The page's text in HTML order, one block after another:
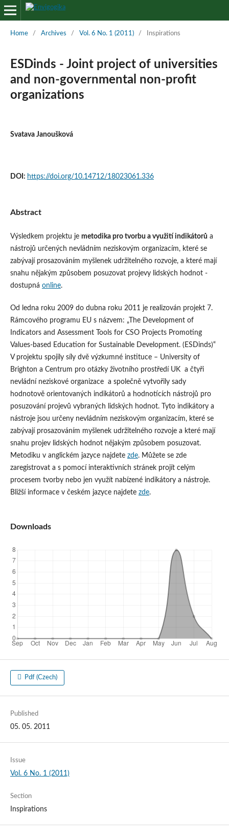
Home / Archives / Vol. 6 No. 1 (2011) / Inspirations
ESDinds - Joint project of universities
and non-governmental non-profit
organizations
Svatava Janoušková
DOI: https://doi.org/10.14712/18023061.336
Abstract
Výsledkem projektu je metodika pro tvorbu a využití indikátorů a
nástrojů určených nevládním neziskovým organizacím, které se
zabývají prosazováním myšlenek udržitelného rozvoje, a které mají
snahu nějakým způsobem posuzovat projevy lidských hodnot -
dostupná online.
Od ledna roku 2009 do dubna roku 2011 je realizován projekt 7.
Rámcového programu EU s názvem: „The Development of
Indicators and Assessment Tools for CSO Projects Promoting
Values-based Education for Sustainable Development. (ESDinds)“
V projektu spojily síly dvě výzkumné instituce – University of
Brighton a Centrum pro otázky životního prostředí UK a čtyři
nevládní neziskové organizace a společně vytvořily sady
hodnotově orientovaných indikátorů a hodnotících nástrojů pro
posuzování projevů vybraných lidských hodnot. Tyto indikátory a
nástroje jsou určeny nevládním neziskovým organizacím, které se
zabývají prosazováním myšlenek udržitelného rozvoje a které mají
snahu projev lidských hodnot nějakým způsobem posuzovat.
Metodiku v anglickém jazyce najdete zde. Můžete se zde
zaregistrovat a s pomocí interaktivních stránek projít celým
procesem tvorby nebo jen využít nabízené indikátory a nástroje.
Bližší informace v českém jazyce najdete zde.
Downloads
Pdf (Czech)
Published
05. 05. 2011
Issue
Vol. 6 No. 1 (2011)
Section
Inspirations